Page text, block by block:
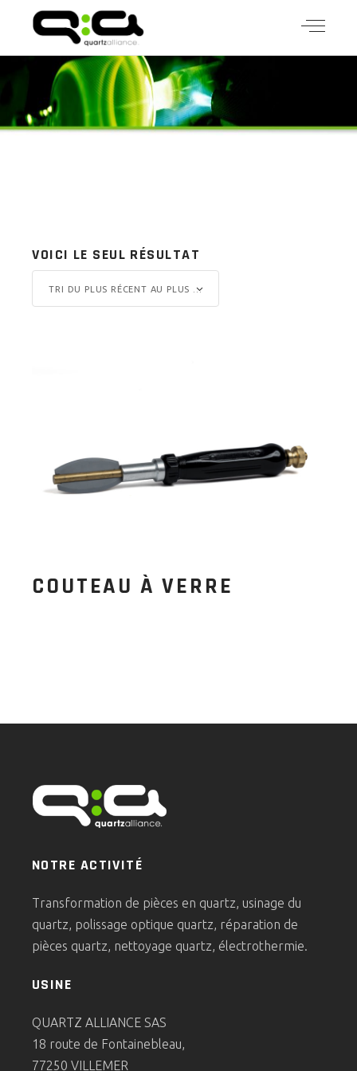
VOICI LE SEUL RÉSULTAT
TRI DU PLUS RÉCENT AU PLUS ANCIEN
COUTEAU À VERRE
NOTRE ACTIVITÉ
Transformation de pièces en quartz, usinage du
quartz, polissage optique quartz, réparation de
pièces quartz, nettoyage quartz, électrothermie.
USINE
QUARTZ ALLIANCE SAS
18 route de Fontainebleau,
77250 VILLEMER